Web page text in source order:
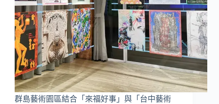
群島藝術園區結合「來福好事」與「台中藝術